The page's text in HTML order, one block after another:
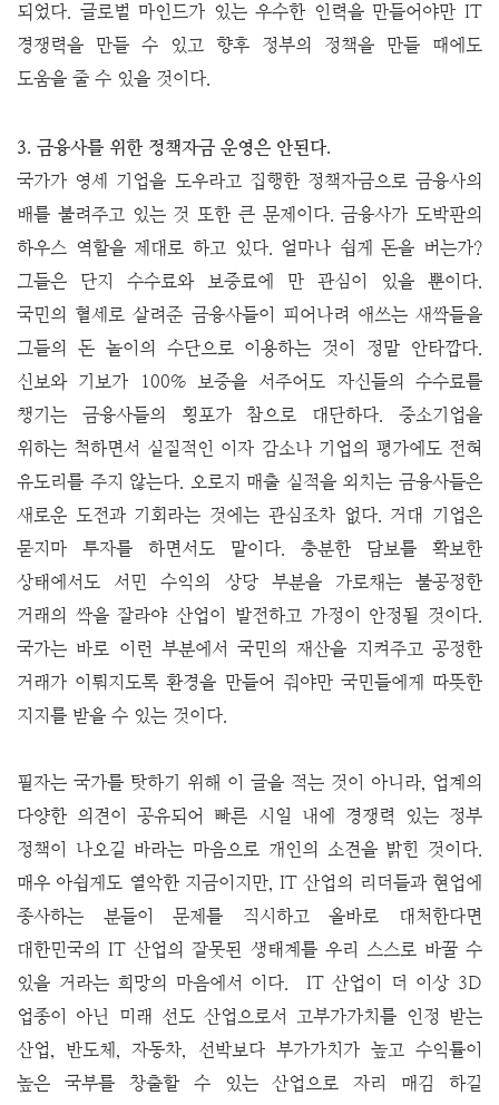
되었다. 글로벌 마인드가 있는 우수한 인력을 만들어야만 IT
경쟁력을 만들 수 있고 향후 정부의 정책을 만들 때에도
도움을 줄 수 있을 것이다.
3. 금융사를 위한 정책자금 운영은 안된다.
국가가 영세 기업을 도우라고 집행한 정책자금으로 금융사의
배를 불려주고 있는 것 또한 큰 문제이다. 금융사가 도박판의
하우스 역할을 제대로 하고 있다. 얼마나 쉽게 돈을 버는가?
그들은 단지 수수료와 보증료에 만 관심이 있을 뿐이다.
국민의 혈세로 살려준 금융사들이 피어나려 애쓰는 새싹들을
그들의 돈 놀이의 수단으로 이용하는 것이 정말 안타깝다.
신보와 기보가 100% 보증을 서주어도 자신들의 수수료를
챙기는 금융사들의 횡포가 참으로 대단하다. 중소기업을
위하는 척하면서 실질적인 이자 감소나 기업의 평가에도 전혀
유도리를 주지 않는다. 오로지 매출 실적을 외치는 금융사들은
새로운 도전과 기회라는 것에는 관심조차 없다. 거대 기업은
묻지마 투자를 하면서도 말이다. 충분한 담보를 확보한
상태에서도 서민 수익의 상당 부분을 가로채는 불공정한
거래의 싹을 잘라야 산업이 발전하고 가정이 안정될 것이다.
국가는 바로 이런 부분에서 국민의 재산을 지켜주고 공정한
거래가 이뤄지도록 환경을 만들어 줘야만 국민들에게 따뜻한
지지를 받을 수 있는 것이다.
필자는 국가를 탓하기 위해 이 글을 적는 것이 아니라, 업계의
다양한 의견이 공유되어 빠른 시일 내에 경쟁력 있는 정부
정책이 나오길 바라는 마음으로 개인의 소견을 밝힌 것이다.
매우 아쉽게도 열악한 지금이지만, IT 산업의 리더들과 현업에
종사하는 분들이 문제를 직시하고 올바로 대처한다면
대한민국의 IT 산업의 잘못된 생태계를 우리 스스로 바꿀 수
있을 거라는 희망의 마음에서 이다. IT 산업이 더 이상 3D
업종이 아닌 미래 선도 산업으로서 고부가가치를 인정 받는
산업, 반도체, 자동차, 선박보다 부가가치가 높고 수익률이
높은 국부를 창출할 수 있는 산업으로 자리 매김 하길